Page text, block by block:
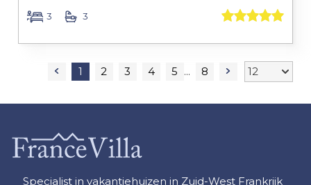
3 3
1 2 3 4 5 8
Specialist in vakantiehuizen in Zuid-West Frankrijk